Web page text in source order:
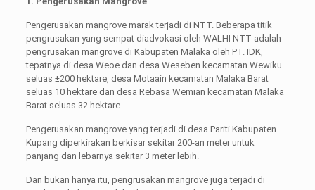
Pengerusakan mangrove marak terjadi di NTT. Beberapa titik
pengrusakan yang sempat diadvokasi oleh WALHI NTT adalah
pengrusakan mangrove di Kabupaten Malaka oleh PT. IDK,
tepatnya di desa Weoe dan desa Weseben kecamatan Wewiku
seluas ±200 hektare, desa Motaain kecamatan Malaka Barat
seluas 10 hektare dan desa Rebasa Wemian kecamatan Malaka
Barat seluas 32 hektare.
Pengerusakan mangrove yang terjadi di desa Pariti Kabupaten
Kupang diperkirakan berkisar sekitar 200-an meter untuk
panjang dan lebarnya sekitar 3 meter lebih.
Dan bukan hanya itu, pengrusakan mangrove juga terjadi di